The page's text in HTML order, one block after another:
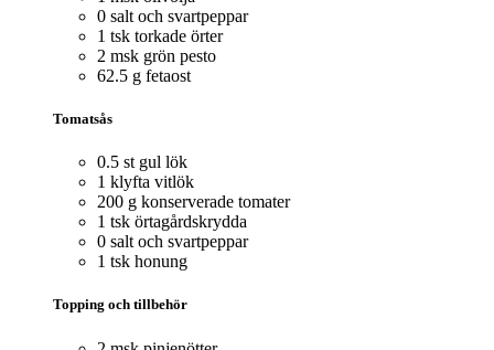
0 salt och svartpeppar
1 tsk torkade örter
2 msk grön pesto
62.5 g fetaost
Tomatsås
0.5 st gul lök
1 klyfta vitlök
200 g konserverade tomater
1 tsk örtagårdskrydda
0 salt och svartpeppar
1 tsk honung
Topping och tillbehör